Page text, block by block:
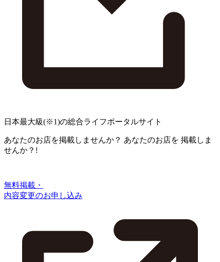
日本最大級(※1)の総合ライフポータルサイト
あなたのお店を掲載しませんか？ あなたのお店を 掲載しま
せんか？!
無料掲載・
内容変更のお申し込み